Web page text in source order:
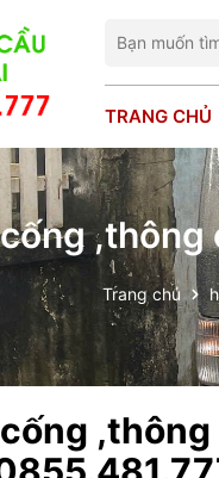
TRANG CHỦ
,thông
Trang chủ
,thông